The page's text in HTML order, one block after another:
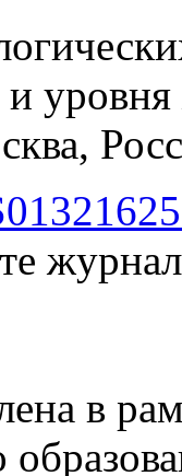
и
в